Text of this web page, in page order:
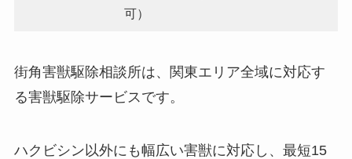
可）
街角害獣駆除相談所は、関東エリア全域に対応す
る害獣駆除サービスです。
ハクビシン以外にも幅広い害獣に対応し、最短15